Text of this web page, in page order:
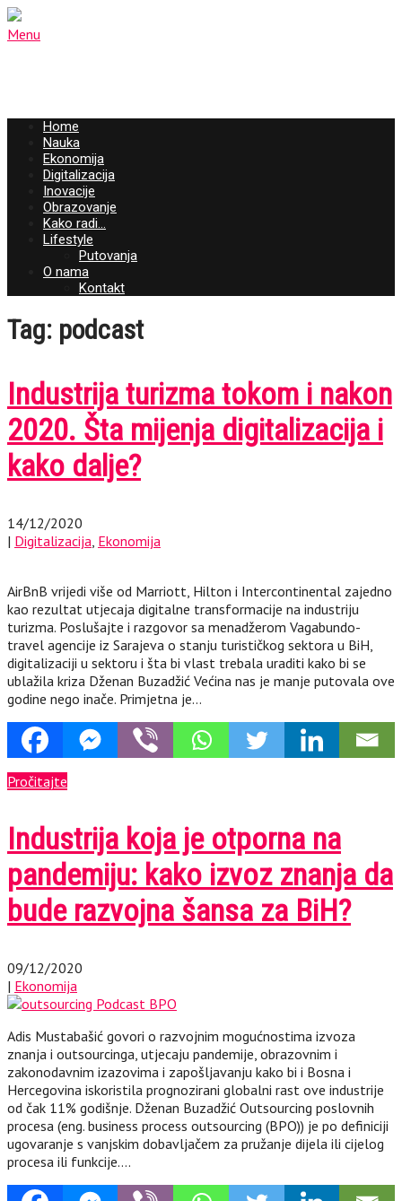
Menu
Home
Nauka
Ekonomija
Digitalizacija
Inovacije
Obrazovanje
Kako radi…
Lifestyle
Putovanja
O nama
Kontakt
Tag: podcast
Industrija turizma tokom i nakon
2020. Šta mijenja digitalizacija i
kako dalje?
14/12/2020
| Digitalizacija, Ekonomija
AirBnB vrijedi više od Marriott, Hilton i Intercontinental zajedno
kao rezultat utjecaja digitalne transformacije na industriju
turizma. Poslušajte i razgovor sa menadžerom Vagabundo-
travel agencije iz Sarajeva o stanju turističkog sektora u BiH,
digitalizaciji u sektoru i šta bi vlast trebala uraditi kako bi se
ublažila kriza Dženan Buzadžić Većina nas je manje putovala ove
godine nego inače. Primjetna je…
Pročitajte
Industrija koja je otporna na
pandemiju: kako izvoz znanja da
bude razvojna šansa za BiH?
09/12/2020
| Ekonomija
Adis Mustabašić govori o razvojnim mogućnostima izvoza
znanja i outsourcinga, utjecaju pandemije, obrazovnim i
zakonodavnim izazovima i zapošljavanju kako bi i Bosna i
Hercegovina iskoristila prognozirani globalni rast ove industrije
od čak 11% godišnje. Dženan Buzadžić Outsourcing poslovnih
procesa (eng. business process outsourcing (BPO)) je po definiciji
ugovaranje s vanjskim dobavljačem za pružanje dijela ili cijelog
procesa ili funkcije….